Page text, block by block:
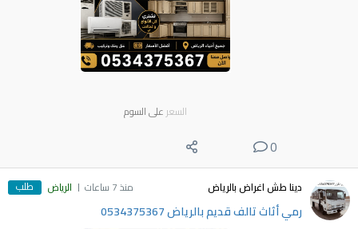
السعر على السوم
0
دينا طش اغراض بالرياض منذ 7 ساعات الرياض طلب
رمي أثاث تالف قديم بالرياض 0534375367